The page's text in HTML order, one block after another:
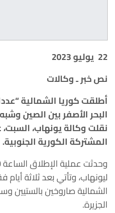
22 يوليو 2023
نص خبر ـ وكالات
أطلقت كوريا الشمالية
البحر الأصفر بين الصين
نقلت وكالة يونهاب،
المشتركة الكورية الجنوبية.
ليونهاب، وتأتي بعد ثلاثة
الشمالية صاروخين بالستيين
الجزيرة.